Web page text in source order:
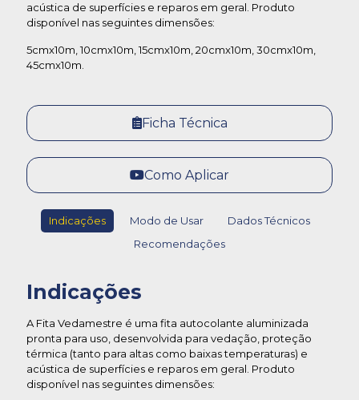
acústica de superfícies e reparos em geral. Produto
disponível nas seguintes dimensões:
5cmx10m, 10cmx10m, 15cmx10m, 20cmx10m, 30cmx10m,
45cmx10m.
Ficha Técnica
Como Aplicar
Indicações Modo de Usar
Dados Técnicos
Recomendações
Indicações
A Fita Vedamestre é uma fita autocolante aluminizada
pronta para uso, desenvolvida para vedação, proteção
térmica (tanto para altas como baixas temperaturas) e
acústica de superfícies e reparos em geral. Produto
disponível nas seguintes dimensões: